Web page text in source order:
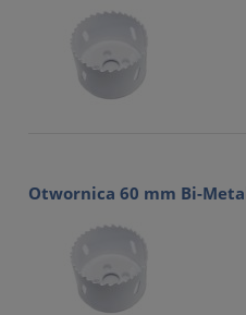
Otwornica 60 mm Bi-